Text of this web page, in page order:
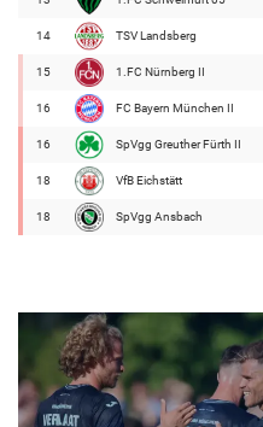
14 TSV Landsberg
15 1.FC Nürnberg II
16 FC Bayern München II
16 SpVgg Greuther Fürth II
18 VfB Eichstätt
18 SpVgg Ansbach